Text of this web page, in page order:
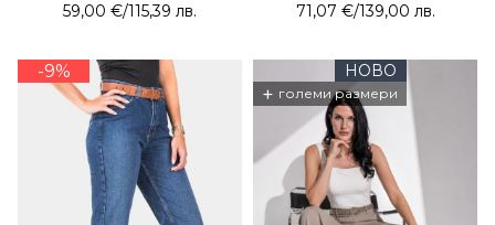
59,00 €/115,39 лв. 71,07 €/139,00 лв.
-9% НОВО
+ големи размери